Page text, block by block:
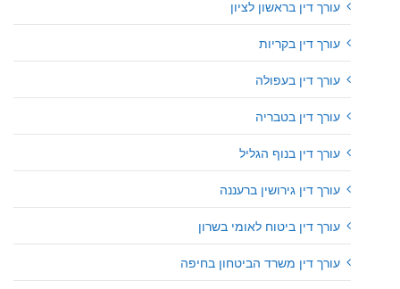
עורך דין בראשון לציון
עורך דין בקריות
עורך דין בעפולה
עורך דין בטבריה
עורך דין בנוף הגליל
עורך דין גירושין ברעננה
עורך דין ביטוח לאומי בשרון
עורך דין משרד הביטחון בחיפה